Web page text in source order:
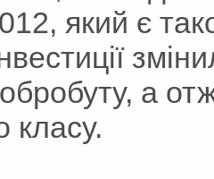
який є
а
класу.